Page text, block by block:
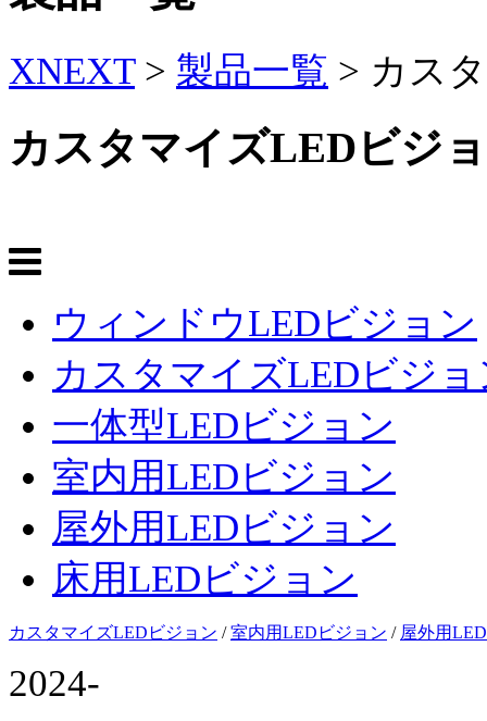
XNEXT> 製品一覧 > カス
カスタマイズLEDビジ
ウィンドウLEDビジョン
カスタマイズLEDビジョ
一体型LEDビジョン
室内用LEDビジョン
屋外用LEDビジョン
床用LEDビジョン
カスタマイズLEDビジョン /室内用LEDビジョン / 屋外用
2024-